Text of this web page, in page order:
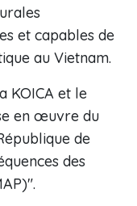
et capables de
au Vietnam.
KOICA et le
en œuvre du
de
des